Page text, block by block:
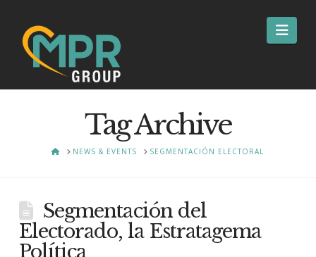
Tag Archive
HOMENEWS & EVENTS SEGMENTACIÓN ELECTORAL
Segmentación del
Electorado, la Estratagema
Política